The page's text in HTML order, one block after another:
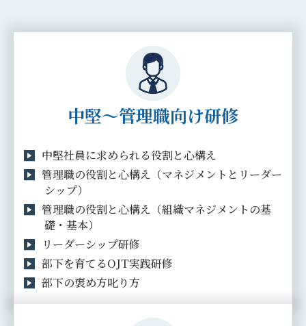
中堅～管理職向け研修
中堅社員に求められる役割と心構え
管理職の役割と心構え（マネジメントとリーダー
シップ）
管理職の役割と心構え（組織マネジメントの基
礎・基本）
リーダーシップ研修
部下を育てるOJT実践研修
部下の褒め方叱り方